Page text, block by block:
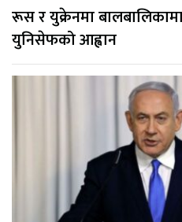
रूस र युक्रेनमा
युनिसेफको आह्वान